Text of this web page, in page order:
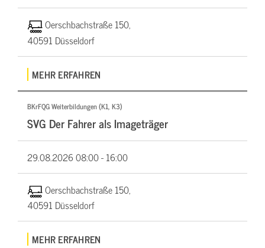
Oerschbachstraße 150,
40591 Düsseldorf
MEHR ERFAHREN
BKrFQG Weiterbildungen (K1, K3)
SVG Der Fahrer als Imageträger
29.08.202608:00 - 16:00
Oerschbachstraße 150,
40591 Düsseldorf
MEHR ERFAHREN